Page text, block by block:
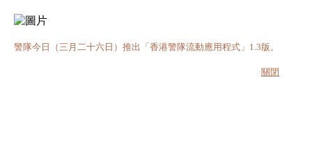
警隊今日（三月二十六日）推出「香港警隊流動應用程式」1.3版。
關閉